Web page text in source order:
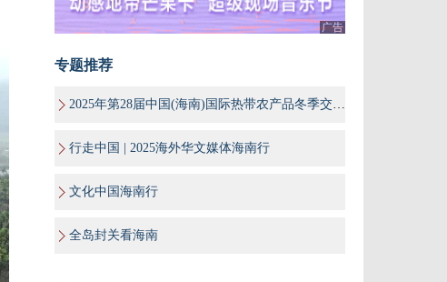
广告
专题推荐
2025年第28届中国(海南)国际热带农产品冬季交易会
行走中国 | 2025海外华文媒体海南行
文化中国海南行
全岛封关看海南